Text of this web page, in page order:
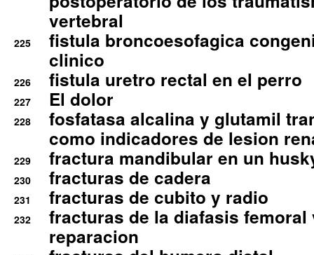
vertebral
225
fistula broncoesofagica
clinico
226 fistula uretro rectal en el perro
227 El dolor
228
fosfatasa alcalina y glutamil
como indicadores de lesion
229 fractura mandibular en un
230 fracturas de cadera
231 fracturas de cubito y radio
232
fracturas de la diafasis
reparacion